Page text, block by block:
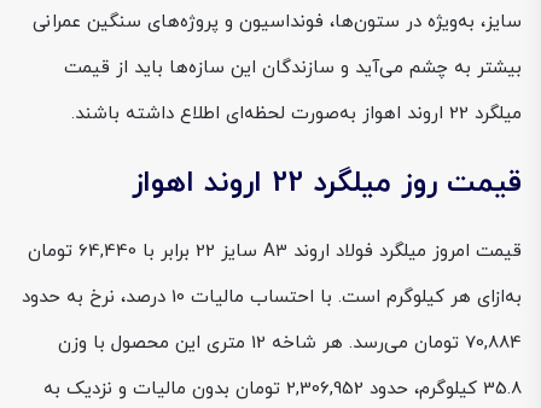
سایز، به‌ویژه در ستون‌ها، فونداسیون و پروژه‌های سنگین عمرانی
بیشتر به چشم می‌آید و سازندگان این سازه‌ها باید از قیمت
میلگرد 22 اروند اهواز به‌صورت لحظه‌ای اطلاع داشته باشند.
قیمت روز میلگرد 22 اروند اهواز
قیمت امروز میلگرد فولاد اروند A3 سایز 22 برابر با 64,440 تومان
به‌ازای هر کیلوگرم است. با احتساب مالیات 10 درصد، نرخ به حدود
70,884 تومان می‌رسد. هر شاخه 12 متری این محصول با وزن
35.8 کیلوگرم، حدود 2,306,952 تومان بدون مالیات و نزدیک به